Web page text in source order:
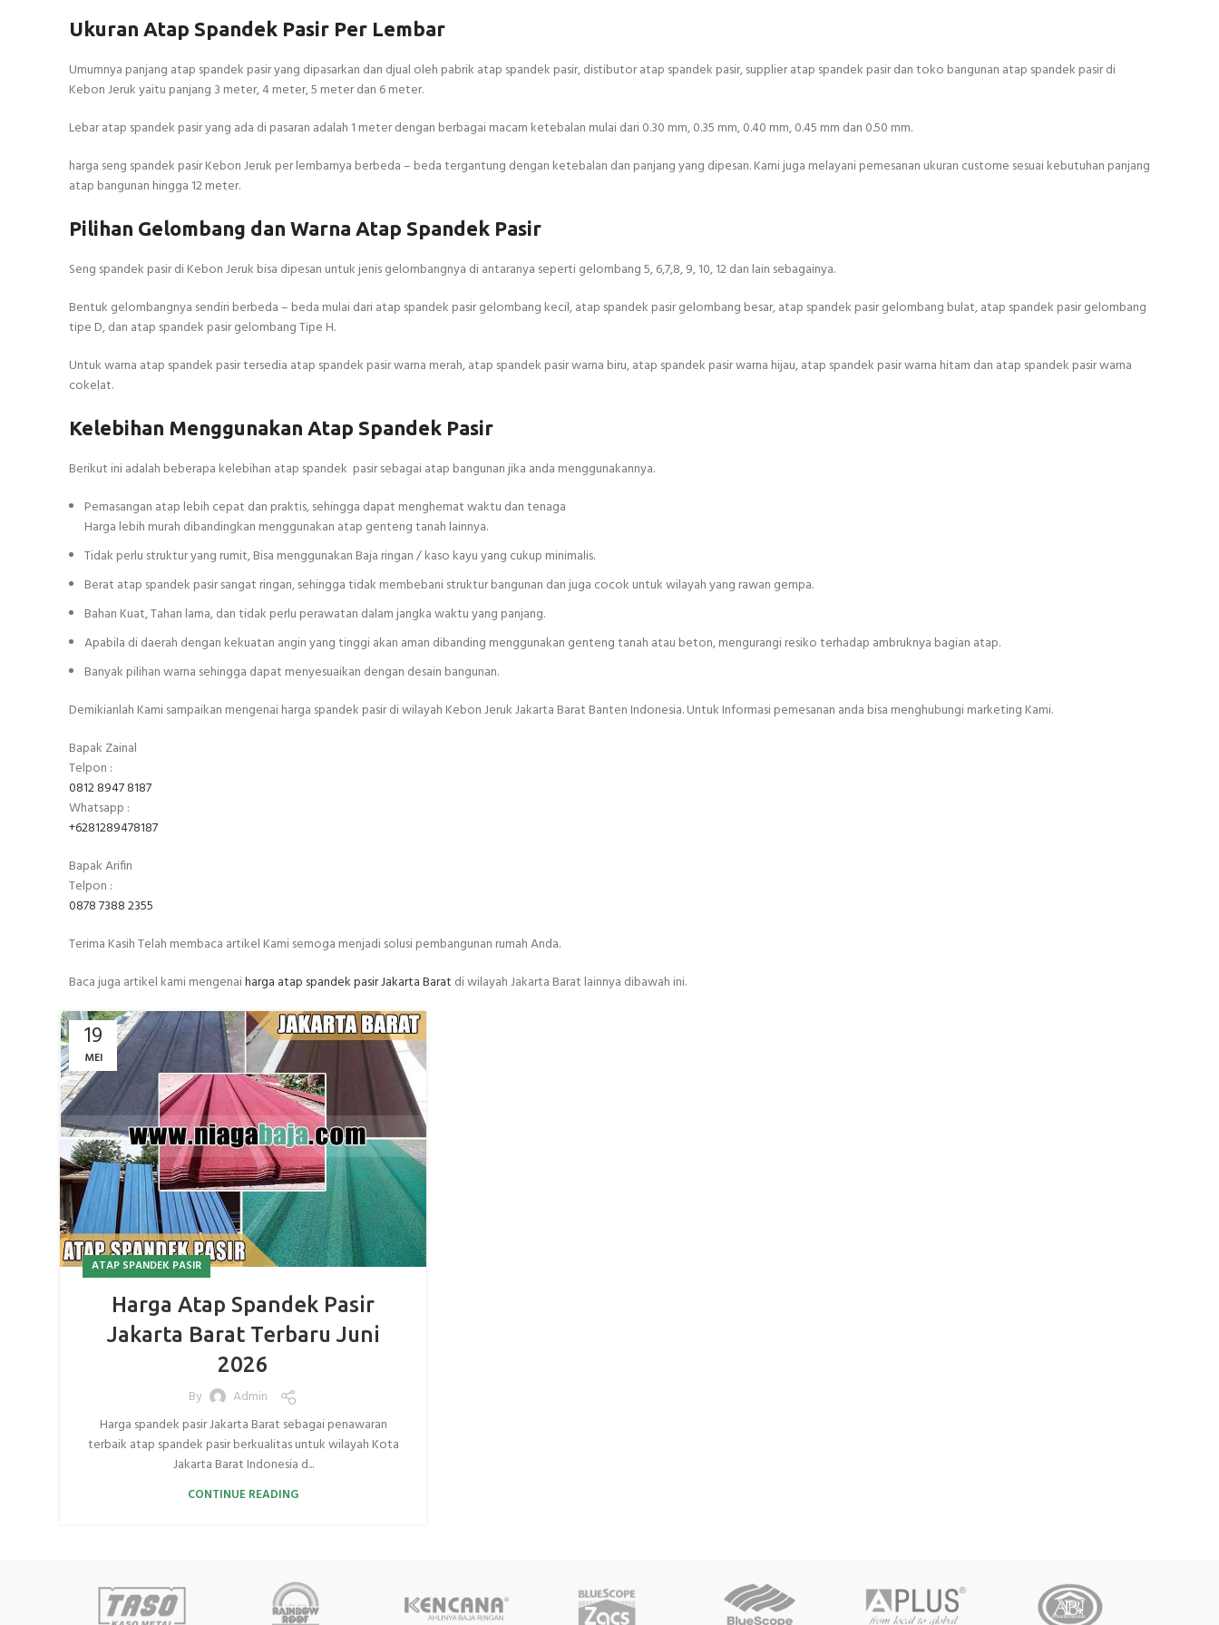
Ukuran Atap Spandek Pasir Per Lembar
Umumnya panjang atap spandek pasir yang dipasarkan dan djual oleh pabrik atap spandek pasir, distibutor atap spandek pasir, supplier atap spandek pasir dan toko bangunan atap spandek pasir di
Kebon Jeruk yaitu panjang 3 meter, 4 meter, 5 meter dan 6 meter.
Lebar atap spandek pasir yang ada di pasaran adalah 1 meter dengan berbagai macam ketebalan mulai dari 0.30 mm, 0.35 mm, 0.40 mm, 0.45 mm dan 0.50 mm.
harga seng spandek pasir Kebon Jeruk per lembarnya berbeda – beda tergantung dengan ketebalan dan panjang yang dipesan. Kami juga melayani pemesanan ukuran custome sesuai kebutuhan panjang
atap bangunan hingga 12 meter.
Pilihan Gelombang dan Warna Atap Spandek Pasir
Seng spandek pasir di Kebon Jeruk bisa dipesan untuk jenis gelombangnya di antaranya seperti gelombang 5, 6,7,8, 9, 10, 12 dan lain sebagainya.
Bentuk gelombangnya sendiri berbeda – beda mulai dari atap spandek pasir gelombang kecil, atap spandek pasir gelombang besar, atap spandek pasir gelombang bulat, atap spandek pasir gelombang
tipe D, dan atap spandek pasir gelombang Tipe H.
Untuk warna atap spandek pasir tersedia atap spandek pasir warna merah, atap spandek pasir warna biru, atap spandek pasir warna hijau, atap spandek pasir warna hitam dan atap spandek pasir warna
cokelat.
Kelebihan Menggunakan Atap Spandek Pasir
Berikut ini adalah beberapa kelebihan atap spandek pasir sebagai atap bangunan jika anda menggunakannya.
Pemasangan atap lebih cepat dan praktis, sehingga dapat menghemat waktu dan tenaga
Harga lebih murah dibandingkan menggunakan atap genteng tanah lainnya.
Tidak perlu struktur yang rumit, Bisa menggunakan Baja ringan / kaso kayu yang cukup minimalis.
Berat atap spandek pasir sangat ringan, sehingga tidak membebani struktur bangunan dan juga cocok untuk wilayah yang rawan gempa.
Bahan Kuat, Tahan lama, dan tidak perlu perawatan dalam jangka waktu yang panjang.
Apabila di daerah dengan kekuatan angin yang tinggi akan aman dibanding menggunakan genteng tanah atau beton, mengurangi resiko terhadap ambruknya bagian atap.
Banyak pilihan warna sehingga dapat menyesuaikan dengan desain bangunan.
Demikianlah Kami sampaikan mengenai harga spandek pasir di wilayah Kebon Jeruk Jakarta Barat Banten Indonesia. Untuk Informasi pemesanan anda bisa menghubungi marketing Kami.
Bapak Zainal
Telpon :
0812 8947 8187
Whatsapp :
+6281289478187
Bapak Arifin
Telpon :
0878 7388 2355
Terima Kasih Telah membaca artikel Kami semoga menjadi solusi pembangunan rumah Anda.
Baca juga artikel kami mengenaiharga atap spandek pasir Jakarta Barat di wilayah Jakarta Barat lainnya dibawah ini.
19
MEI
ATAP SPANDEK PASIR
Harga Atap Spandek Pasir
Jakarta Barat Terbaru Juni
2026
By
Admin
Harga spandek pasir Jakarta Barat sebagai penawaran
terbaik atap spandek pasir berkualitas untuk wilayah Kota
Jakarta Barat Indonesia d...
CONTINUE READING